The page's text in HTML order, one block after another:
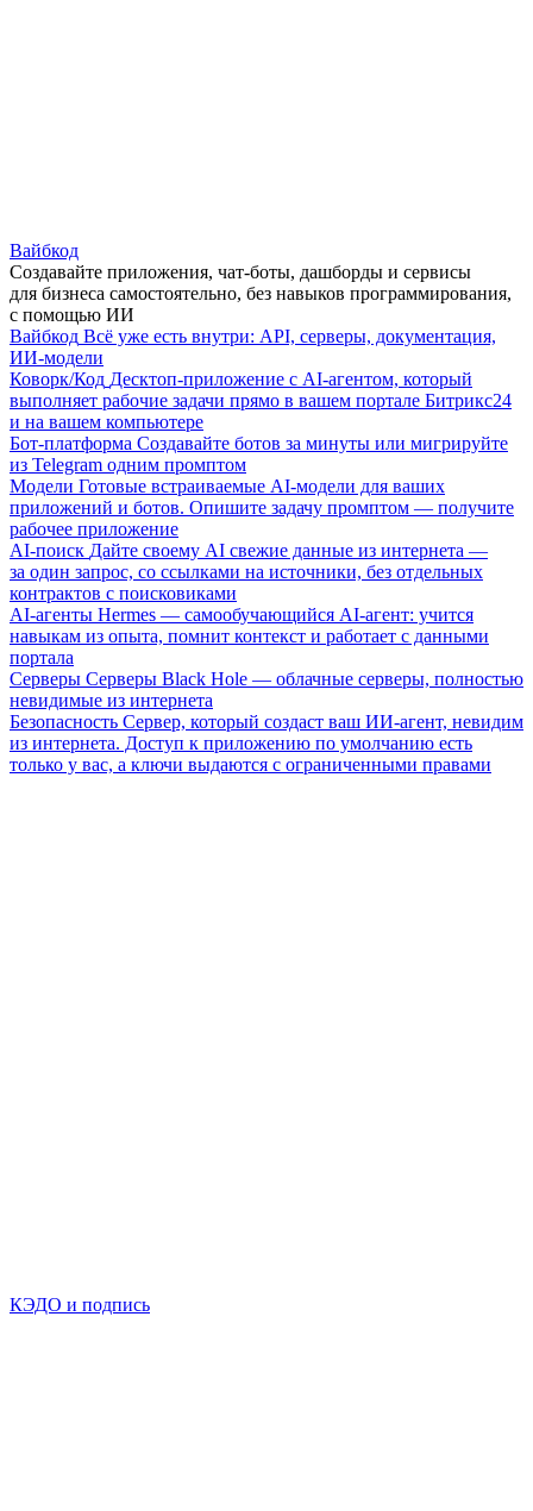
Вайбкод
Создавайте приложения, чат-боты, дашборды и сервисы
для бизнеса самостоятельно, без навыков программирования,
с помощью ИИ
Вайбкод Всё уже есть внутри: API, серверы, документация,
ИИ-модели
Коворк/Код Десктоп-приложение с AI-агентом, который
выполняет рабочие задачи прямо в вашем портале Битрикс24
и на вашем компьютере
Бот-платформа Создавайте ботов за минуты или мигрируйте
из Telegram одним промптом
Модели Готовые встраиваемые AI-модели для ваших
приложений и ботов. Опишите задачу промптом — получите
рабочее приложение
AI-поиск Дайте своему AI свежие данные из интернета —
за один запрос, со ссылками на источники, без отдельных
контрактов с поисковиками
AI-агенты Hermes — самообучающийся AI-агент: учится
навыкам из опыта, помнит контекст и работает с данными
портала
Серверы Серверы Black Hole — облачные серверы, полностью
невидимые из интернета
Безопасность Сервер, который создаст ваш ИИ-агент, невидим
из интернета. Доступ к приложению по умолчанию есть
только у вас, а ключи выдаются с ограниченными правами
КЭДО и подпись